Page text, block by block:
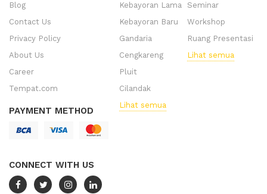
Blog
Contact Us
Privacy Policy
About Us
Career
Tempat.com
PAYMENT METHOD
CONNECT WITH US
Kebayoran Lama
Kebayoran Baru
Gandaria
Cengkareng
Pluit
Cilandak
Lihat semua
Seminar
Workshop
Ruang Presentasi
Lihat semua